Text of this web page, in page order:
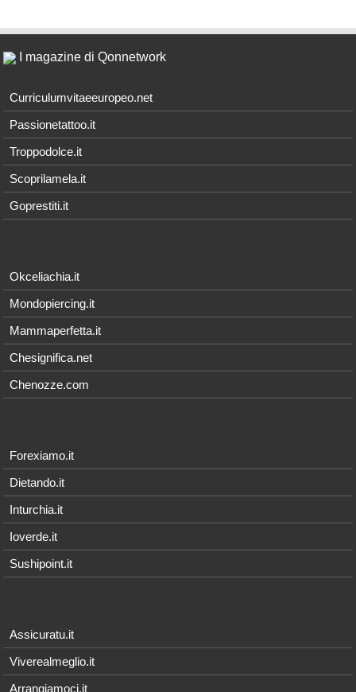
I magazine di Qonnetwork
Curriculumvitaeeuropeo.net
Passionetattoo.it
Troppodolce.it
Scoprilamela.it
Goprestiti.it
Okceliachia.it
Mondopiercing.it
Mammaperfetta.it
Chesignifica.net
Chenozze.com
Forexiamo.it
Dietando.it
Inturchia.it
Ioverde.it
Sushipoint.it
Assicuratu.it
Viverealmeglio.it
Arrangiamoci.it